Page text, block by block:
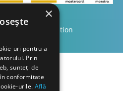
Dasco Distribution
×
uri pentru a
Prin
sunteți de
conformitate
urile. Află